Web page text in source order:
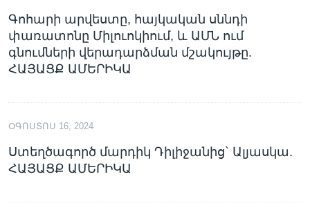
Գոհարի արվեստը, հայկական սննդի
փառատոնը Միլուոկիում, և ԱՄՆ ում
գնումների վերադարձման մշակույթը.
ՀԱՅԱՑՔ ԱՄԵՐԻԿԱ
ՕԳՈՍՏՈՍ 16, 2024
Ստեղծագործ մարդիկ Դիլիջանից` Ալյասկա.
ՀԱՅԱՑՔ ԱՄԵՐԻԿԱ